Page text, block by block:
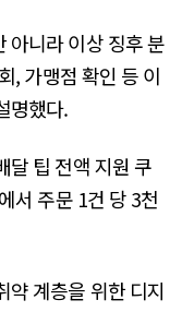
아니라 이상 징후 분
, 가맹점 확인 등 이
명했다.
달 팁 전액 지원 쿠
서 주문 1건 당 3천
약 계층을 위한 디지